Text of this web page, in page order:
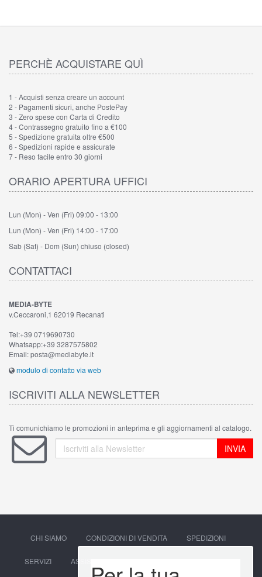
PERCHÈ ACQUISTARE QUÌ
1 - Acquisti senza creare un account
2 - Pagamenti sicuri, anche PostePay
3 - Zero spese con Carta di Credito
4 - Contrassegno gratuito fino a €100
5 - Spedizione gratuita oltre €500
6 - Spedizioni rapide e assicurate
7 - Reso facile entro 30 giorni
ORARIO APERTURA UFFICI
Lun (Mon) - Ven (Fri) 09:00 - 13:00
Lun (Mon) - Ven (Fri) 14:00 - 17:00
Sab (Sat) - Dom (Sun) chiuso (closed)
CONTATTACI
MEDIA-BYTE
v.Ceccaroni,1 62019 Recanati
Tel:+39 0719690730
Whatsapp:+39 3287575802
Email: posta@mediabyte.it
modulo di contatto via web
ISCRIVITI ALLA NEWSLETTER
Ti comunichiamo le promozioni in anteprima e gli aggiornamenti al catalogo.
INVIA
CHI SIAMO CONDIZIONI DI VENDITA SPEDIZIONI
SERVIZI ASSISTENZA CLIENTI